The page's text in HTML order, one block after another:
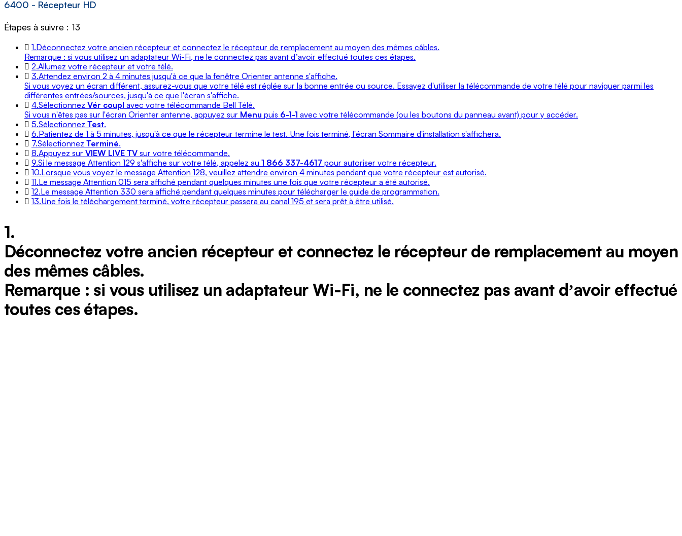
6400 - Récepteur HD
Étapes à suivre : 13
1.Déconnectez votre ancien récepteur et connectez le récepteur de remplacement au moyen des mêmes câbles.
Remarque : si vous utilisez un adaptateur Wi-Fi, ne le connectez pas avant dʼavoir effectué toutes ces étapes.
2.Allumez votre récepteur et votre télé.
3.Attendez environ 2 à 4 minutes jusqu'à ce que la fenêtre Orienter antenne s'affiche.
Si vous voyez un écran différent, assurez-vous que votre télé est réglée sur la bonne entrée ou source. Essayez d'utiliser la télécommande de votre télé pour naviguer parmi les
différentes entrées/sources, jusqu'à ce que l'écran s'affiche.
4.Sélectionnez Vér coupl avec votre télécommande Bell Télé.
Si vous n'êtes pas sur l'écran Orienter antenne, appuyez sur Menu puis 6-1-1 avec votre télécommande (ou les boutons du panneau avant) pour y accéder.
5.Sélectionnez Test.
6.Patientez de 1 à 5 minutes, jusqu'à ce que le récepteur termine le test. Une fois terminé, l'écran Sommaire d'installation s'affichera.
7.Sélectionnez Terminé.
8.Appuyez sur VIEW LIVE TV sur votre télécommande.
9.Si le message Attention 129 s'affiche sur votre télé, appelez au 1 866 337-4617 pour autoriser votre récepteur.
10.Lorsque vous voyez le message Attention 128, veuillez attendre environ 4 minutes pendant que votre récepteur est autorisé.
11.Le message Attention 015 sera affiché pendant quelques minutes une fois que votre récepteur a été autorisé.
12.Le message Attention 330 sera affiché pendant quelques minutes pour télécharger le guide de programmation.
13.Une fois le téléchargement terminé, votre récepteur passera au canal 195 et sera prêt à être utilisé.
1.
Déconnectez votre ancien récepteur et connectez le récepteur de remplacement au moyen
des mêmes câbles.
Remarque : si vous utilisez un adaptateur Wi-Fi, ne le connectez pas avant dʼavoir effectué
toutes ces étapes.